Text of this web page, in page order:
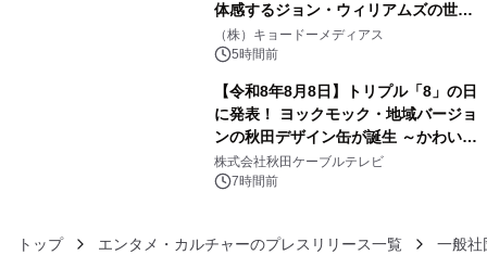
体感するジョン・ウィリアムズの世
界。ジョン・ウィリアムズ：シネマ・
スペクタキュラー・コンサート 開催決
（株）キョードーメディアス
5時間前
【令和8年8月8日】トリプル「8」の日
に発表！ ヨックモック・地域バージョ
ンの秋田デザイン缶が誕生 ～かわいい
秋田犬の子犬と秋田の四季と名所を巡
るパッケージ～ 9月1日(火)秋田県内で
株式会社秋田ケーブルテレビ
7時間前
トップ エンタメ・カルチャーのプレスリリース一覧 一般社